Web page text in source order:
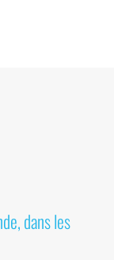
dans les